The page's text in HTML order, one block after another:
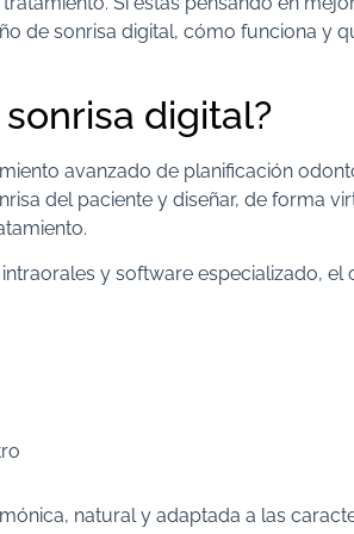
de sonrisa digital, cómo funciona y
digital?
avanzado de planificación
del paciente y diseñar, de forma
y software especializado, el
natural y adaptada a las